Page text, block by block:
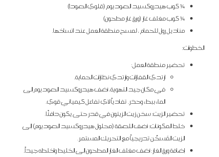
¼ كوب هيدروكسيد الصوديوم (قلوي الصودا)
¼ كوب مغلف غار (ورق غار مطحون)
مناديل رول للحمام ، لمسح منطقة العمل عند اتساخها.
الخطوات:
تحضير منطقة العمل:
ارتدي القفازات وارتدي نظارات الحماية.
في مكان جيد التهوية، أضف هيدروكسيد الصوديوم إلى
الماء ببطء وحذر. تفادياً لأي تفاعل كيميائي قوي.
تحضير الزيت: سخن زيت الزيتون في قدر حتى يكون دافئًا.
خلط المكونات: أضف اللصقة (محلول هيدروكسيد الصوديوم) إلى
الزيت المُسخّن تدريجياً مع التحريك المستمر.
إضافة ورق الغار: أضف مغلف الغار المطحون إلى الخليط واخلطه جيداً.